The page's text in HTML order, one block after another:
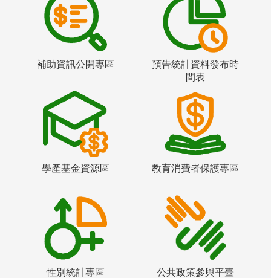
補助資訊公開專區
預告統計資料發布時
間表
學產基金資源區 教育消費者保護專區
性別統計專區 公共政策參與平臺